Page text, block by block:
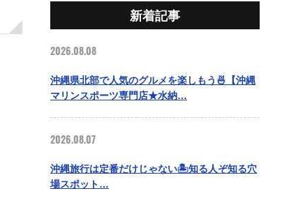
新着記事
2026.08.08
沖縄県北部で人気のグルメを楽しもう🍜【沖縄
マリンスポーツ専門店★水納…
2026.08.07
沖縄旅行は定番だけじゃない🏝️知る人ぞ知る穴
場スポット…